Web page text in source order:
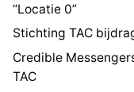
“Locatie 0”
Stichting TAC
Credible
TAC